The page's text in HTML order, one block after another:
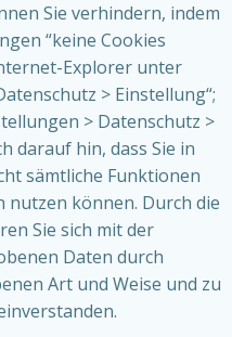
Sie verhindern, indem
“keine Cookies
Explorer unter
> Einstellung“;
> Datenschutz >
darauf hin, dass Sie in
sämtliche Funktionen
nutzen können. Durch die
Sie sich mit der
Daten durch
Art und Weise und zu